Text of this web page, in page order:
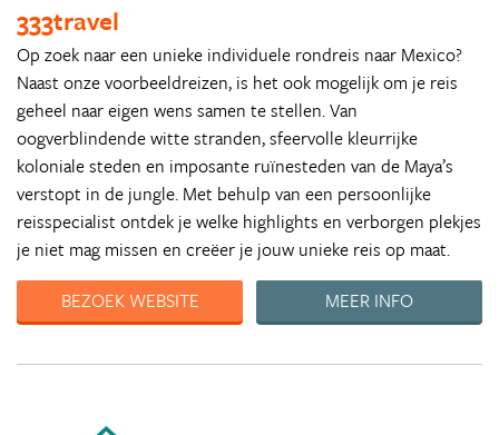
333travel
Op zoek naar een unieke individuele rondreis naar Mexico?
Naast onze voorbeeldreizen, is het ook mogelijk om je reis
geheel naar eigen wens samen te stellen. Van
oogverblindende witte stranden, sfeervolle kleurrijke
koloniale steden en imposante ruïnesteden van de Maya’s
verstopt in de jungle. Met behulp van een persoonlijke
reisspecialist ontdek je welke highlights en verborgen plekjes
je niet mag missen en creëer je jouw unieke reis op maat.
BEZOEK WEBSITE
MEER INFO